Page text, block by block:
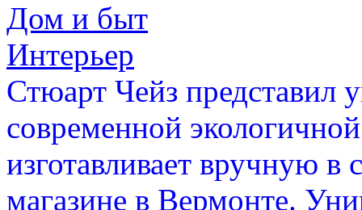
Дом и быт
Интерьер
Стюарт Чейз представил
современной
изготавливает вручную в
магазине в Вермонте.